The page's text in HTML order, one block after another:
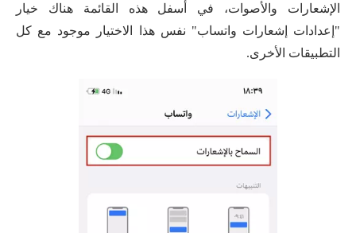
الإشعارات والأصوات، في أسفل هذه القائمة هناك خيار
"إعدادات إشعارات واتساب" نفس هذا الاختيار موجود مع كل
التطبيقات الأخرى.